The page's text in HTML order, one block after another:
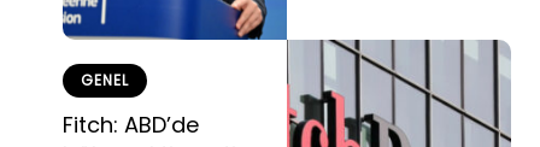
GENEL
Fitch: ABD’de